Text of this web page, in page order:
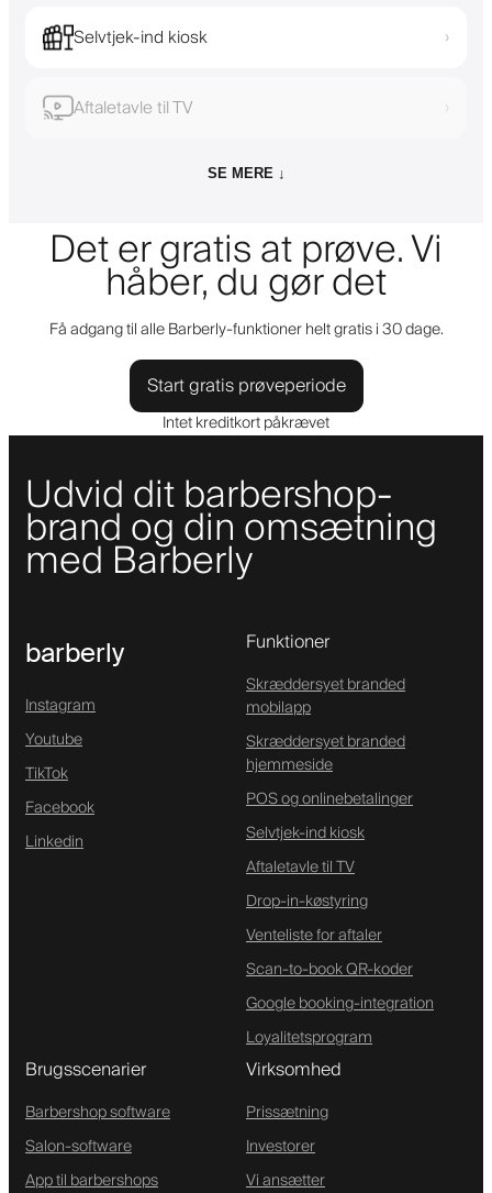
Selvtjek-ind kiosk ›
Aftaletavle til TV ›
SE MERE ↓
Det er gratis at prøve. Vi
håber, du gør det
Få adgang til alle Barberly-funktioner helt gratis i 30 dage.
Start gratis prøveperiode
Intet kreditkort påkrævet
Udvid dit barbershop-
brand og din omsætning
med Barberly
barberly
Instagram
Youtube
TikTok
Facebook
Linkedin
Funktioner
Skræddersyet branded
mobilapp
Skræddersyet branded
hjemmeside
POS og onlinebetalinger
Selvtjek-ind kiosk
Aftaletavle til TV
Drop-in-køstyring
Venteliste for aftaler
Scan-to-book QR-koder
Google booking-integration
Loyalitetsprogram
Brugsscenarier
Barbershop software
Salon-software
App til barbershops
Virksomhed
Prissætning
Investorer
Vi ansætter